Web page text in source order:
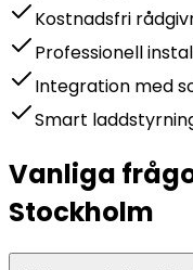
Kostnadsfri
Professionell
Integration med
Smart
Vanliga
Stockholm